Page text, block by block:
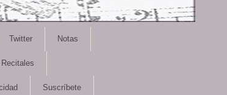
Twitter Notas
Suscríbete